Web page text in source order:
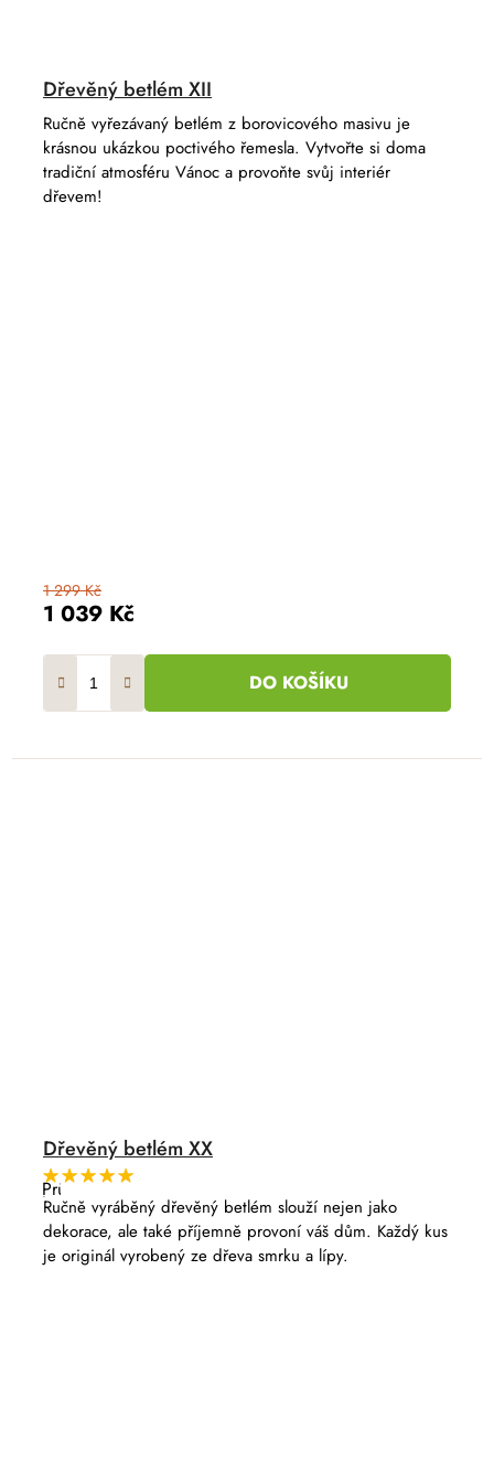
Dřevěný betlém XII
1 039 Kč
1 299 Kč
DO KOŠÍKU
Ručně vyřezávaný betlém z borovicového masivu je
krásnou ukázkou poctivého řemesla. Vytvořte si doma
tradiční atmosféru Vánoc a provoňte svůj interiér
dřevem!
Dřevěný betlém XX
Průměrné
hodnocení
produktu
je
5,0
z
Ručně vyráběný dřevěný betlém slouží nejen jako
dekorace, ale také příjemně provoní váš dům. Každý kus
je originál vyrobený ze dřeva smrku a lípy.